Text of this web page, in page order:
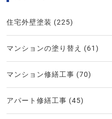
住宅外壁塗装 (225)
マンションの塗り替え (61)
マンション修繕工事 (70)
アパート修繕工事 (45)